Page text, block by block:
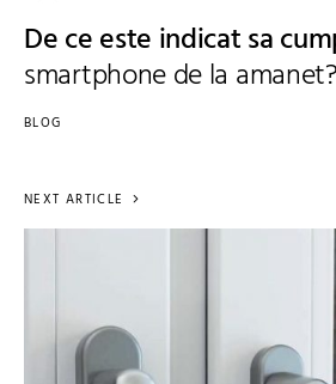
De ce este indicat sa
smartphone de la amanet?
BLOG
NEXT ARTICLE